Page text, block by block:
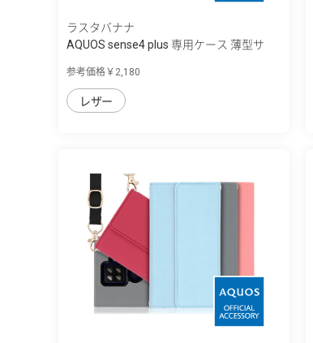
ラスタバナナ
AQUOS sense4 plus 専用ケース 薄型サ
参考価格￥2,180
レザー